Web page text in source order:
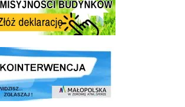
do strony ekointerwencja dot.- powietrza